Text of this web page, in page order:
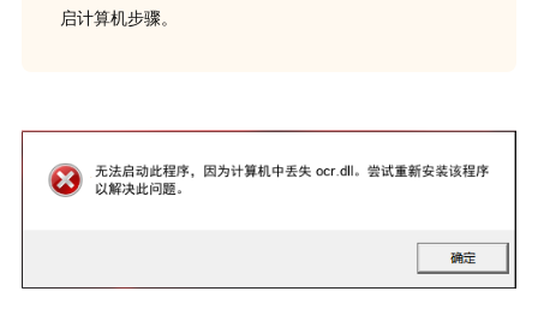
启计算机步骤。